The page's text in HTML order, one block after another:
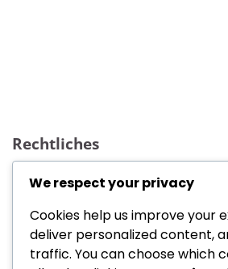
Rechtliches
Kontakt aufnehmen
Unsere Geschichte
Ihre Privatsphäre
We respect your privacy
Cookies help us improve your
deliver personalized content,
traffic. You can choose which